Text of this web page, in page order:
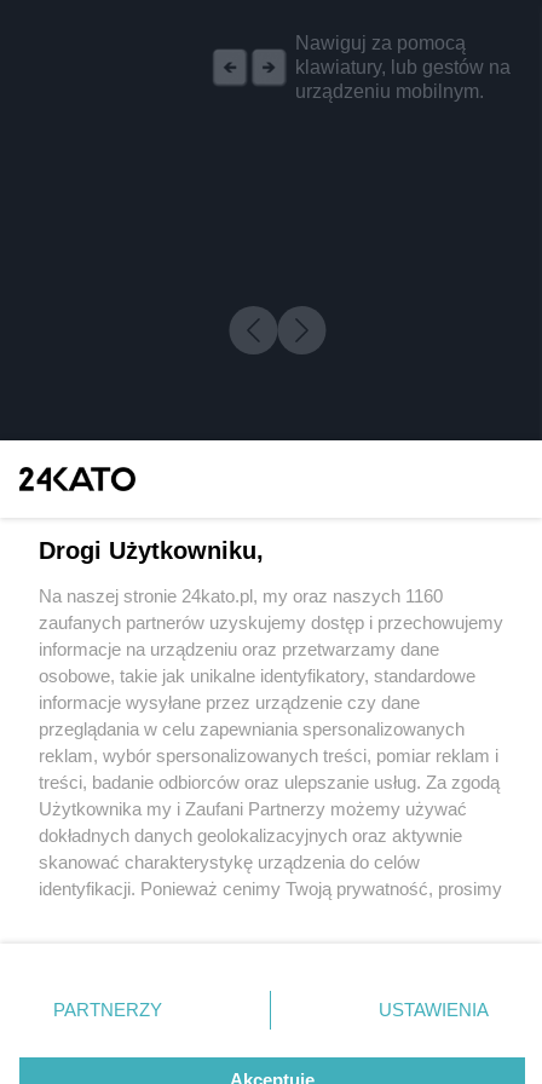
Nawiguj za pomocą
klawiatury, lub gestów na
urządzeniu mobilnym.
4 / 0
Wydawca mediów lokalnych
Nie zapomnij
zapoznać się z:
polityką prywatności regulamin korzystania z portali
Twojemiasto
Piekary Śląskie
Chorzów
Tarnowskie Góry
Gliwice
Skontakuj sięz nami
Kontakt
Wydawca
Redakcja
Drogi Użytkowniku,
Na naszej stronie 24kato.pl, my oraz naszych 1160
zaufanych partnerów uzyskujemy dostęp i przechowujemy
informacje na urządzeniu oraz przetwarzamy dane
osobowe, takie jak unikalne identyfikatory, standardowe
informacje wysyłane przez urządzenie czy dane
przeglądania w celu zapewniania spersonalizowanych
reklam, wybór spersonalizowanych treści, pomiar reklam i
treści, badanie odbiorców oraz ulepszanie usług. Za zgodą
Użytkownika my i Zaufani Partnerzy możemy używać
dokładnych danych geolokalizacyjnych oraz aktywnie
skanować charakterystykę urządzenia do celów
identyfikacji. Ponieważ cenimy Twoją prywatność, prosimy
prywatności znajdujący się w lewym dolnym rogu strony
. Niektóre rodzaje przetwarzania danych nie wymagają
zgody użytkownika, ale masz prawo sprzeciwić się
takiemu przetwarzaniu. Preferencje będą miały
PARTNERZY USTAWIENIA
Akceptuję